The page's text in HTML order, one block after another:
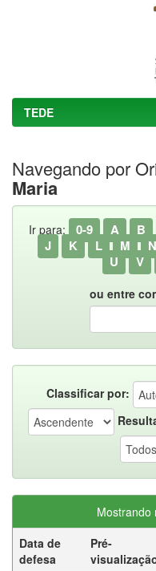
TEDE
Navegando por
Maria
Ir para: 0-9 A B
J
K L M N
U
V
ou entre
Classificar por:
Mostrando
Data de
defesa
Pré-